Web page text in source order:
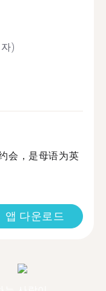
)
会，是母语为英
앱 다운로드